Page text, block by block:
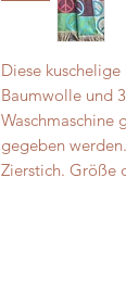
Diese
Baumwolle und
Waschmaschine
gegeben
Zierstich. Größe